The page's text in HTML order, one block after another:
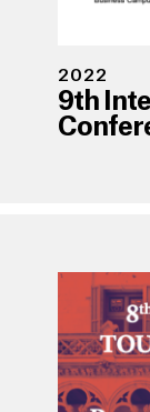
2022
9th